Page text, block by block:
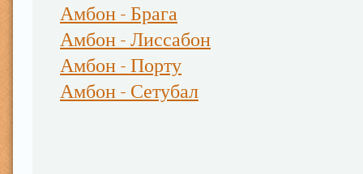
Амбон - Брага
Амбон - Лиссабон
Амбон - Порту
Амбон - Сетубал